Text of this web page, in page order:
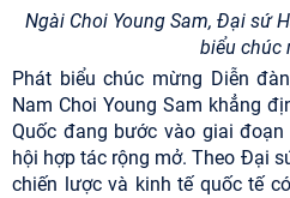
Ngài Choi Young Sam, Đại sứ
biểu chúc
Phát biểu chúc mừng Diễn
Nam Choi Young Sam khẳng
Quốc đang bước vào giai
hội hợp tác rộng mở. Theo Đại
chiến lược và kinh tế quốc tế